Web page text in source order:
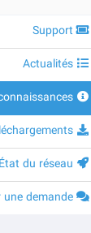
Support
Actualités
Base de connaissances
Téléchargements
Ouvrir une demande